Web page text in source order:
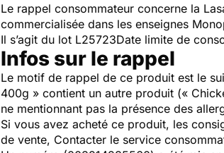
Le rappel consommateur concerne la
commercialisée dans les enseignes
Il s’agit du lot L25723Date limite de
Infos sur le rappel
Le motif de rappel de ce produit est le
400g » contient un autre produit («
ne mentionnant pas la présence des
Si vous avez acheté ce produit, les
de vente, Contacter le service